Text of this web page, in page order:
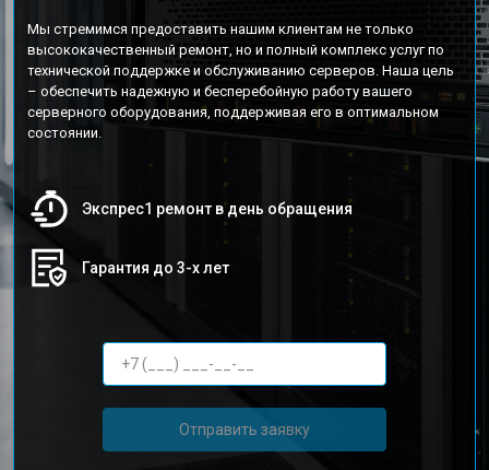
Мы стремимся предоставить нашим клиентам не только
высококачественный ремонт, но и полный комплекс услуг по
технической поддержке и обслуживанию серверов. Наша цель
– обеспечить надежную и бесперебойную работу вашего
серверного оборудования, поддерживая его в оптимальном
состоянии.
Экспрес1 ремонт в день обращения
Гарантия до 3-х лет
Отправить заявку